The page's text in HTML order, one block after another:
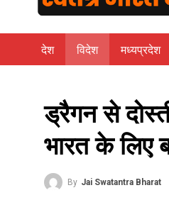
देश विदेश मध्यप्रदेश
ड्रैगन से
भारत के लिए
By Jai Swatantra Bharat